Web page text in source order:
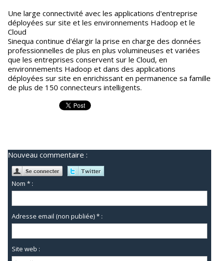
Une large connectivité avec les applications d'entreprise
déployées sur site et les environnements Hadoop et le
Cloud
Sinequa continue d'élargir la prise en charge des données
professionnelles de plus en plus volumineuses et variées
que les entreprises conservent sur le Cloud, en
environnements Hadoop et dans des applications
déployées sur site en enrichissant en permanence sa famille
de plus de 150 connecteurs intelligents.
Nouveau commentaire :
Nom * :
Adresse email (non publiée) * :
Site web :